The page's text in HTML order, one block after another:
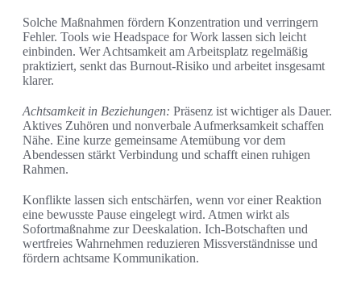
Solche Maßnahmen fördern Konzentration und verringern
Fehler. Tools wie Headspace for Work lassen sich leicht
einbinden. Wer Achtsamkeit am Arbeitsplatz regelmäßig
praktiziert, senkt das Burnout-Risiko und arbeitet insgesamt
klarer.
Achtsamkeit in Beziehungen: Präsenz ist wichtiger als Dauer.
Aktives Zuhören und nonverbale Aufmerksamkeit schaffen
Nähe. Eine kurze gemeinsame Atemübung vor dem
Abendessen stärkt Verbindung und schafft einen ruhigen
Rahmen.
Konflikte lassen sich entschärfen, wenn vor einer Reaktion
eine bewusste Pause eingelegt wird. Atmen wirkt als
Sofortmaßnahme zur Deeskalation. Ich-Botschaften und
wertfreies Wahrnehmen reduzieren Missverständnisse und
fördern achtsame Kommunikation.